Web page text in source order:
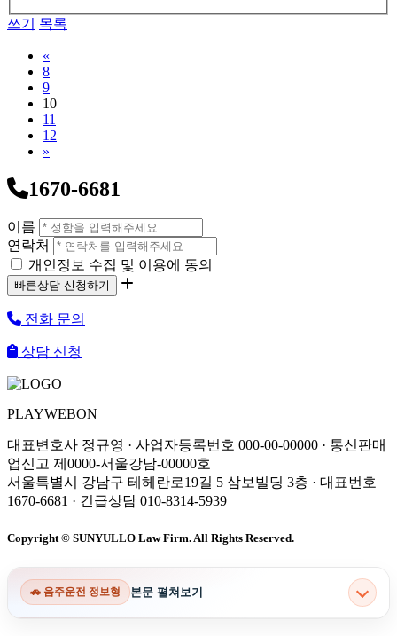
쓰기 목록
«
8
9
10
11
12
»
1670-6681
이름
연락처
개인정보 수집 및 이용에 동의
전화 문의
상담 신청
PLAYWEBON
대표변호사 정규영 · 사업자등록번호 000-00-00000 · 통신판매
업신고 제0000-서울강남-00000호
서울특별시 강남구 테헤란로19길 5 삼보빌딩 3층 · 대표번호
1670-6681 · 긴급상담 010-8314-5939
Copyright © SUNYULLO Law Firm. All Rights Reserved.
🚗 음주운전 정보형 본문 펼쳐보기